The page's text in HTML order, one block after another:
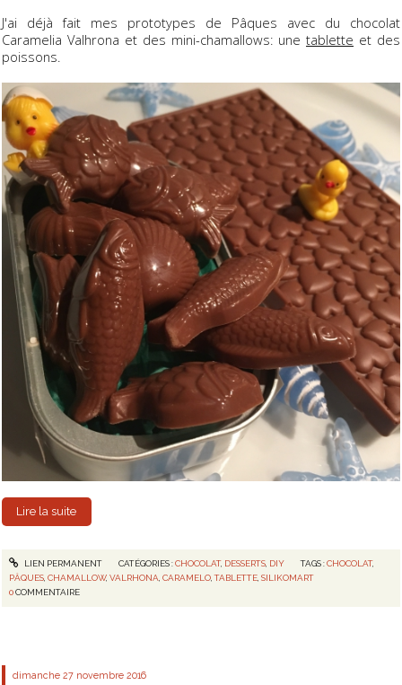
J'ai déjà fait mes prototypes de Pâques avec du chocolat
Caramelia Valhrona et des mini-chamallows: une tablette et des
poissons.
Lire la suite
LIEN PERMANENT CATÉGORIES :CHOCOLAT, DESSERTS, DIY TAGS :CHOCOLAT,
PÂQUES ,CHAMALLOW,VALRHONA ,CARAMELO ,TABLETTE ,SILIKOMART
0COMMENTAIRE
dimanche 27 novembre 2016